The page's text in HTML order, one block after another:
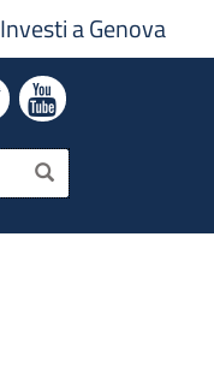
Investi a Genova
CERCA